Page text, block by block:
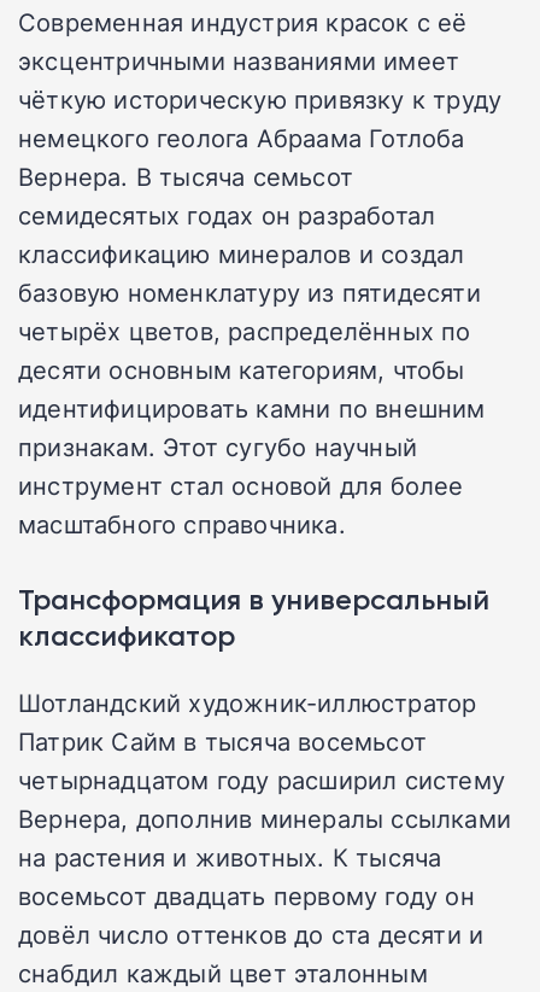
Современная индустрия красок с её
эксцентричными названиями имеет
чёткую историческую привязку к труду
немецкого геолога Абраама Готлоба
Вернера. В тысяча семьсот
семидесятых годах он разработал
классификацию минералов и создал
базовую номенклатуру из пятидесяти
четырёх цветов, распределённых по
десяти основным категориям, чтобы
идентифицировать камни по внешним
признакам. Этот сугубо научный
инструмент стал основой для более
масштабного справочника.
Трансформация в универсальный
классификатор
Шотландский художник-иллюстратор
Патрик Сайм в тысяча восемьсот
четырнадцатом году расширил систему
Вернера, дополнив минералы ссылками
на растения и животных. К тысяча
восемьсот двадцать первому году он
довёл число оттенков до ста десяти и
снабдил каждый цвет эталонным